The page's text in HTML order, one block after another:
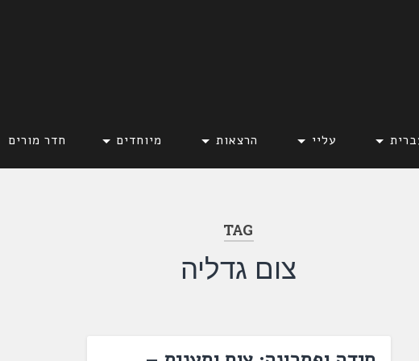
עליי הרצאות מיוחדים חדר מורים
TAG
צום גדליה